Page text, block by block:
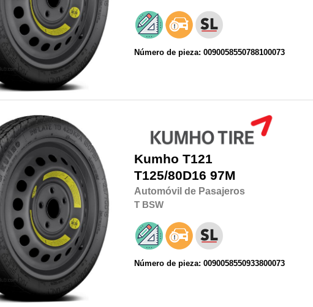
Número de pieza: 0090058550788100073
Kumho T121
T125/80D16 97M
Automóvil de Pasajeros
T BSW
Número de pieza: 0090058550933800073